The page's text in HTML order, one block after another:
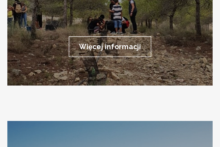
Więcej informacji